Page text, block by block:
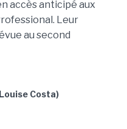
accès anticipé aux
Leur
au second
Costa)